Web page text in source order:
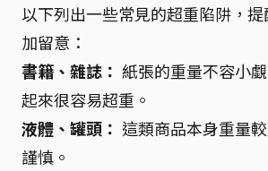
以下列出一些常見的超重陷阱，
加留意：
書籍、雜誌： 紙張的重量不容小
起來很容易超重。
液體、罐頭： 這類商品本身重量
謹慎。